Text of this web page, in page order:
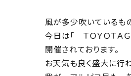
風が多少吹いているものの
今日は「 ＴＯＹＯＴＡＧＡ
開催されております。
お天気も良く盛大に行われ